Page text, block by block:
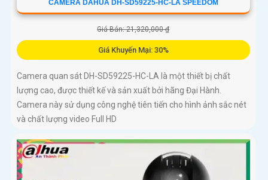
CAMERA DAHUA DH-SD59225-HC-LA SPEEDOM
Giá Bán: 21,320,000 ₫
Giá Khuyến Mại: 30%
Camera quan sát DH-SD59225-HC-LA là một thiết bị chất
lượng cao, được thiết kế và sản xuất bởi hãng Đại Hành.
Camera này sử dụng công nghệ tiên tiến cho hình ảnh sắc nét
và chất lượng video Full HD